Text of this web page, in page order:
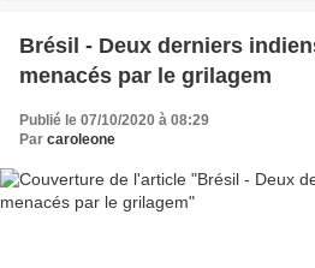
Brésil - Deux derniers
menacés par le grilagem
Publié le 07/10/2020 à 08:29
Par caroleone